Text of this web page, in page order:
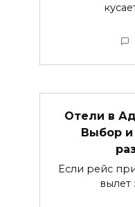
Отели в
Выбор
Если рейс
вылет